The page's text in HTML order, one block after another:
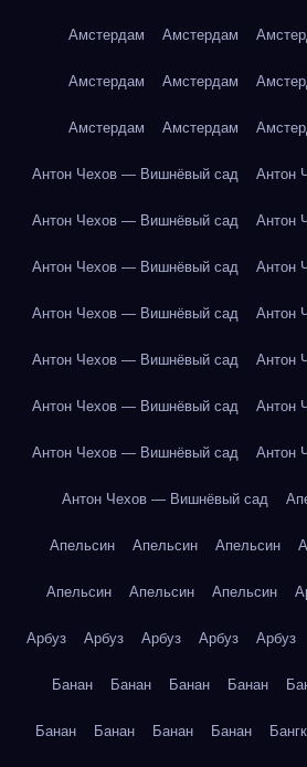
Амстердам Амстердам
Амстердам Амстердам
Амстердам Амстердам
Антон Чехов — Вишнёвый сад Антон
Антон Чехов — Вишнёвый сад Антон
Антон Чехов — Вишнёвый сад Антон
Антон Чехов — Вишнёвый сад Антон
Антон Чехов — Вишнёвый сад Антон
Антон Чехов — Вишнёвый сад Антон
Антон Чехов — Вишнёвый сад Антон
Антон Чехов — Вишнёвый сад
Апельсин Апельсин Апельсин
Апельсин Апельсин Апельсин
Арбуз Арбуз Арбуз Арбуз Арбуз
Банан Банан Банан Банан
Банан Банан Банан Банан